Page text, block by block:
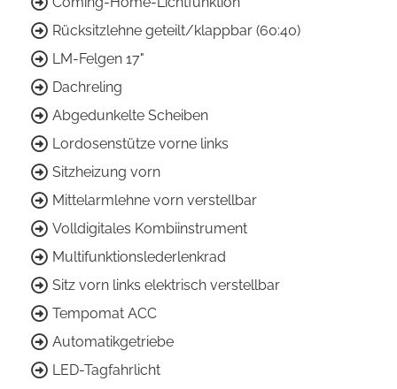
Rücksitzlehne geteilt/klappbar (60:40)
LM-Felgen 17"
Dachreling
Abgedunkelte Scheiben
Lordosenstütze vorne links
Sitzheizung vorn
Mittelarmlehne vorn verstellbar
Volldigitales Kombiinstrument
Multifunktionslederlenkrad
Sitz vorn links elektrisch verstellbar
Tempomat ACC
Automatikgetriebe
LED-Tagfahrlicht